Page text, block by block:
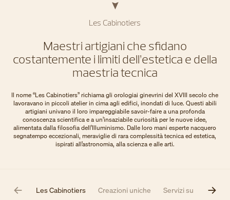
Les Cabinotiers
Maestri artigiani che sfidano
costantemente i limiti dell’estetica e della
maestria tecnica
Il nome “Les Cabinotiers” richiama gli orologiai ginevrini del XVIII secolo che
lavoravano in piccoli atelier in cima agli edifici, inondati di luce. Questi abili
artigiani univano il loro impareggiabile savoir-faire a una profonda
conoscenza scientifica e a un’insaziabile curiosità per le nuove idee,
alimentata dalla filosofia dell’Illuminismo. Dalle loro mani esperte nacquero
segnatempo eccezionali, meraviglie di rara complessità tecnica ed estetica,
ispirati all’astronomia, alla scienza e alle arti.
Les Cabinotiers Creazioni uniche Servizi su misura